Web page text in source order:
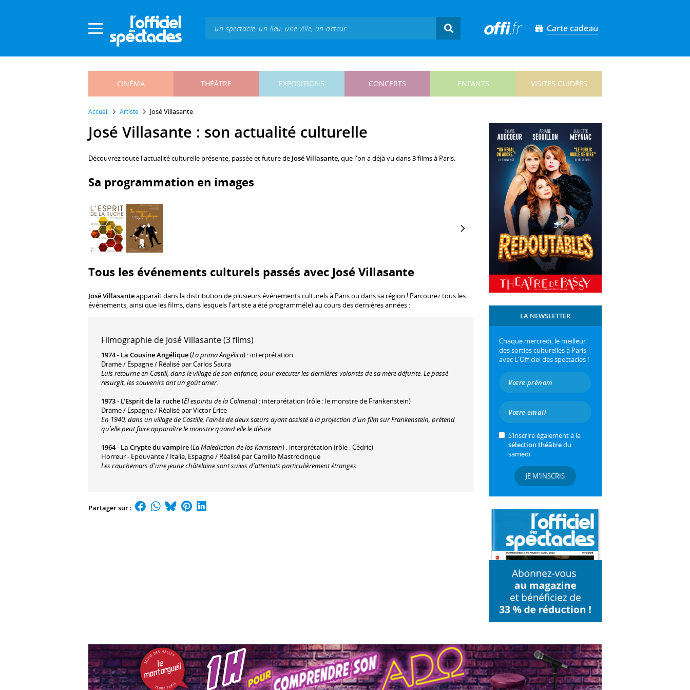
Carte cadeau
CINÉMA THÉÂTRE EXPOSITIONS CONCERTS ENFANTS VISITES GUIDÉES
Accueil Artiste José Villasante
José Villasante : son actualité culturelle
Découvrez toute l'actualité culturelle présente, passée et future de José Villasante, que l'on a déjà vu dans3films à Paris.
Sa programmation en images
Tous les événements culturels passés avec José Villasante
José Villasanteapparaît dans la distribution de plusieurs événements culturels à Paris ou dans sa région ! Parcourez tous les
événements, ainsi que les films, dans lesquels l'artiste a été programmé(e) au cours des dernières années :
Filmographie de José Villasante (3 films)
1974- La Cousine Angélique(La prima Angélica) : interprétation
Drame / Espagne / Réalisé par Carlos Saura
Luis retourne en Castill, dans le village de son enfance, pour executer les dernières volontés de sa mère défunte. Le passé
resurgit, les souvenirs ont un goût amer.
1973- L'Esprit de la ruche(El espiritu de la Colmena) : interprétation (rôle : le monstre de Frankenstein)
Drame / Espagne / Réalisé par Victor Erice
En 1940, dans un village de Castille, l'ainée de deux sœurs ayant assisté à la projection d'un film sur Frankenstein, prétend
qu'elle peut faire apparaître le monstre quand elle le désire.
1964- La Crypte du vampire(La Malediction de los Karnstein) : interprétation (rôle : Cédric)
Horreur - Epouvante / Italie, Espagne / Réalisé par Camillo Mastrocinque
Les cauchemars d'une jeune châtelaine sont suivis d'attentats particulièrement étranges.
Partager sur :
LA NEWSLETTER
Chaque mercredi, le meilleur
des sorties culturelles à Paris
avec L'Officiel des spectacles !
S’inscrire également à la
sélection théâtredu
samedi
JE M'INSCRIS